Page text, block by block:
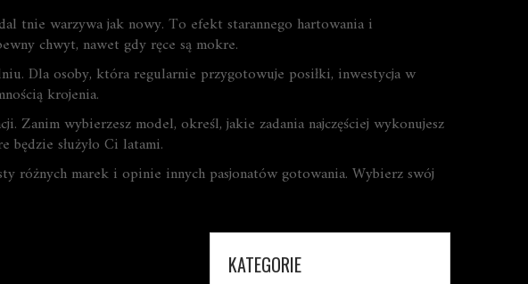
tnie warzywa jak nowy. To efekt starannego hartowania i
chwyt, nawet gdy ręce są mokre.
Dla osoby, która regularnie przygotowuje posiłki, inwestycja w
krojenia.
Zanim wybierzesz model, określ, jakie zadania najczęściej wykonujesz
będzie służyło Ci latami.
różnych marek i opinie innych pasjonatów gotowania. Wybierz swój
KATEGORIE